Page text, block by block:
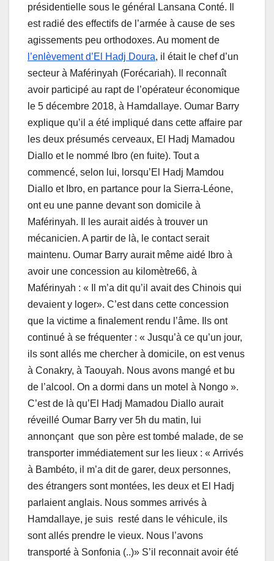
présidentielle sous le général Lansana Conté. Il
est radié des effectifs de l’armée à cause de ses
agissements peu orthodoxes. Au moment de
l’enlèvement d’El Hadj Doura, il était le chef d’un
secteur à Maférinyah (Forécariah). Il reconnaît
avoir participé au rapt de l’opérateur économique
le 5 décembre 2018, à Hamdallaye. Oumar Barry
explique qu’il a été impliqué dans cette affaire par
les deux présumés cerveaux, El Hadj Mamadou
Diallo et le nommé Ibro (en fuite). Tout a
commencé, selon lui, lorsqu’El Hadj Mamdou
Diallo et Ibro, en partance pour la Sierra-Léone,
ont eu une panne devant son domicile à
Maférinyah. Il les aurait aidés à trouver un
mécanicien. A partir de là, le contact serait
maintenu. Oumar Barry aurait même aidé Ibro à
avoir une concession au kilomètre66, à
Maférinyah : « Il m’a dit qu’il avait des Chinois qui
devaient y loger». C’est dans cette concession
que la victime a finalement rendu l’âme. Ils ont
continué à se fréquenter : « Jusqu’à ce qu’un jour,
ils sont allés me chercher à domicile, on est venus
à Conakry, à Taouyah. Nous avons mangé et bu
de l’alcool. On a dormi dans un motel à Nongo ».
C’est de là qu’El Hadj Mamadou Diallo aurait
réveillé Oumar Barry ver 5h du matin, lui
annonçant que son père est tombé malade, de se
transporter immédiatement sur les lieux : « Arrivés
à Bambéto, il m’a dit de garer, deux personnes,
des étrangers sont montées, les deux et El Hadj
parlaient anglais. Nous sommes arrivés à
Hamdallaye, je suis resté dans le véhicule, ils
sont allés prendre le vieux. Nous l’avons
transporté à Sonfonia (..)» S’il reconnait avoir été